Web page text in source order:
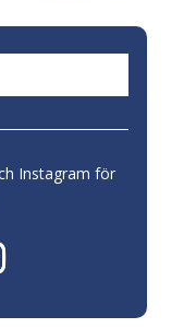
Instagram för